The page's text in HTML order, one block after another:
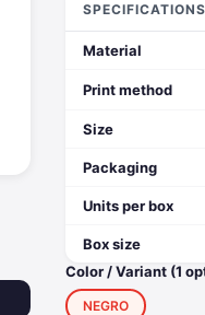
SPECIFICATIONS
Material
Print method
Size
Packaging
Units per box
Box size
Color / Variant (1
NEGRO